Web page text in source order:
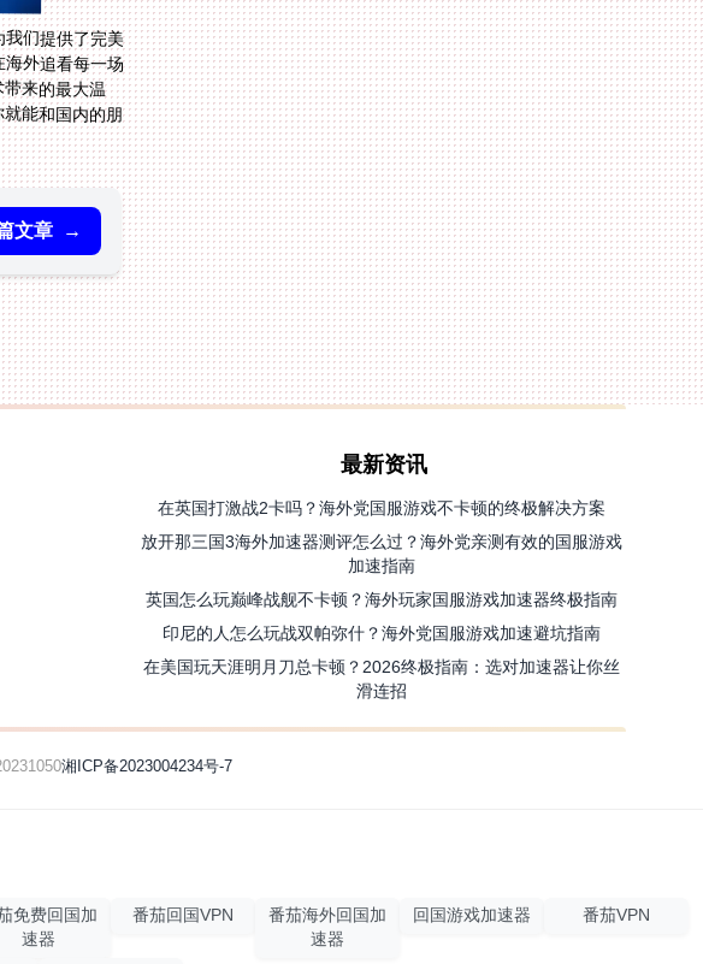
们提供了完美
外追看每一场
带来的最大温
能和国内的朋
文章 →
最新资讯
在英国打激战2卡吗？海外党国服游戏不卡顿的终极解决方案
放开那三国3海外加速器测评怎么过？海外党亲测有效的国服游戏
加速指南
英国怎么玩巅峰战舰不卡顿？海外玩家国服游戏加速器终极指南
印尼的人怎么玩战双帕弥什？海外党国服游戏加速避坑指南
在美国玩天涯明月刀总卡顿？2026终极指南：选对加速器让你丝
滑连招
湘ICP备2023004234号-7
免费回国加
速器
番茄回国VPN
番茄海外回国加
速器
回国游戏加速器 番茄VPN